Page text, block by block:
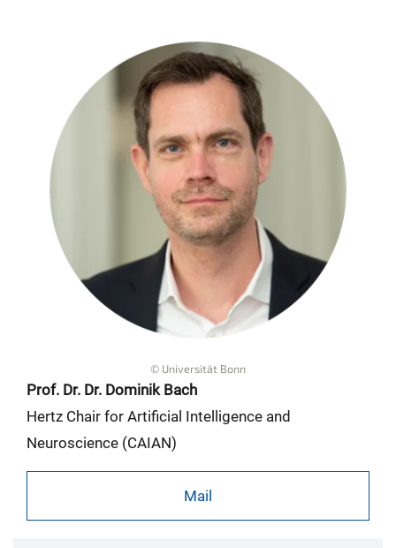
© Universität Bonn
Prof. Dr. Dr. Dominik Bach
Hertz Chair for Artificial Intelligence and
Neuroscience (CAIAN)
Mail